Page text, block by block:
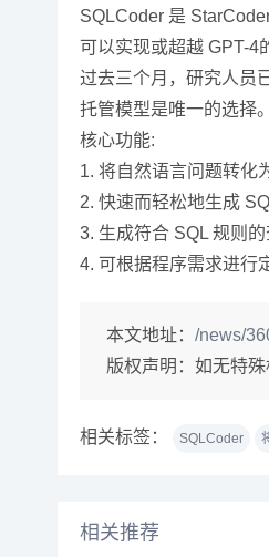
SQLCoder 是
可以实现或超越 GPT-4
过去三个月，研究人员
托管模型是唯一的选择。
核心功能:
1. 将自然语言问题转化
2. 快速而轻松地生成
3. 生成符合 SQL 规则的
4. 可根据程序需求进行
本文地址： /news/
版权声明： 如无特殊
相关标签： SQLCoder
相关推荐